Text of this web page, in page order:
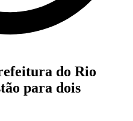
do Rio
para dois